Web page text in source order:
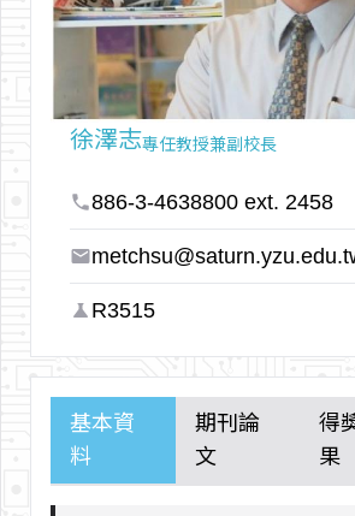
徐澤志專任教授兼副校長
phone886-3-4638800 ext. 2458
email
science R3515
基本資
料
期刊論
文
得
果